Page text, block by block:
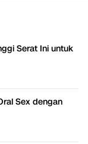
Serat Ini untuk